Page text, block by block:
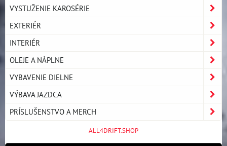
VYSTUŽENIE KAROSÉRIE
EXTERIÉR
INTERIÉR
OLEJE A NÁPLNE
VYBAVENIE DIELNE
VÝBAVA JAZDCA
PRÍSLUŠENSTVO A MERCH
ALL4DRIFT.SHOP